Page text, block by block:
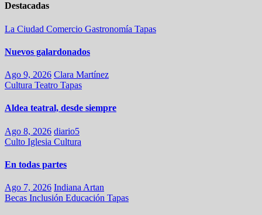
Destacadas
La Ciudad Comercio Gastronomía Tapas
Nuevos galardonados
Ago 9, 2026 Clara Martínez
Cultura Teatro Tapas
Aldea teatral, desde siempre
Ago 8, 2026 diario5
Culto Iglesia Cultura
En todas partes
Ago 7, 2026 Indiana Artan
Becas Inclusión Educación Tapas